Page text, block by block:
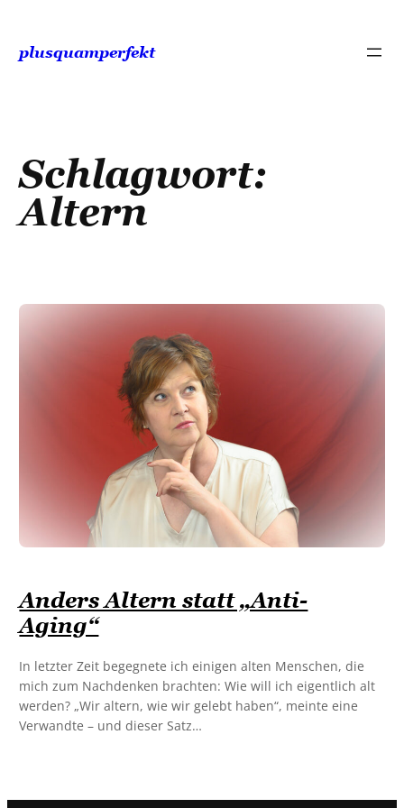
Inhalt
springen
plusquamperfekt
Schlagwort:
Altern
Anders Altern statt „Anti-
Aging“
In letzter Zeit begegnete ich einigen alten Menschen, die
mich zum Nachdenken brachten: Wie will ich eigentlich alt
werden? „Wir altern, wie wir gelebt haben“, meinte eine
Verwandte – und dieser Satz…